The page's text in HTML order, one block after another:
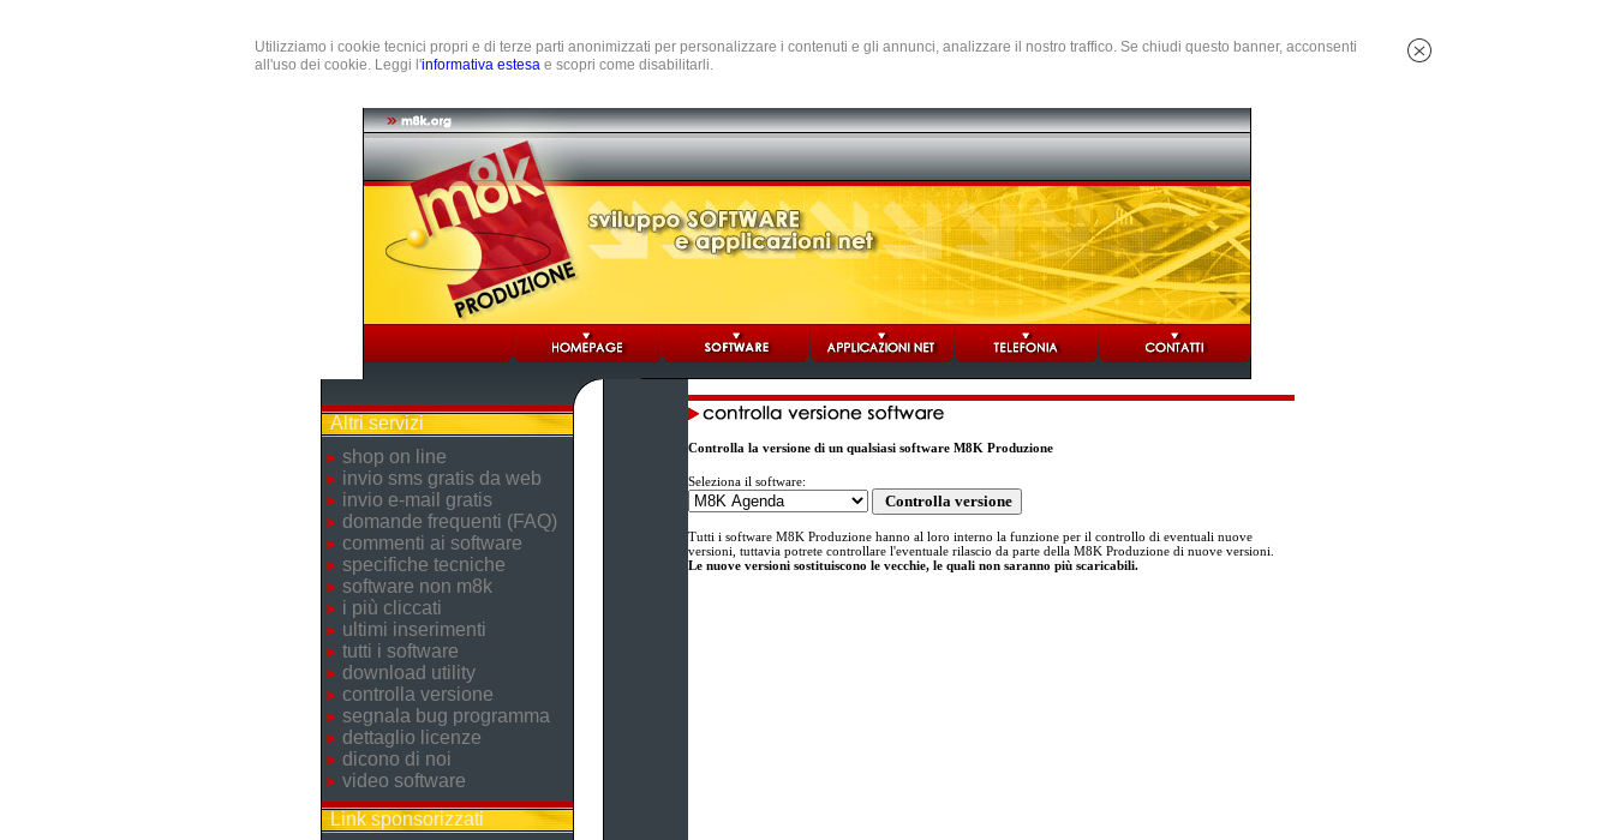
Utilizziamo i cookie tecnici propri e di terze parti anonimizzati per personalizzare i contenuti e gli annunci, analizzare il nostro traffico. Se chiudi questo banner, acconsenti
all'uso dei cookie. Leggi l'informativa estesa e scopri come disabilitarli.
Altri servizi
shop on line
invio sms gratis da web
invio e-mail gratis
domande frequenti (FAQ)
commenti ai software
specifiche tecniche
software non m8k
i più cliccati
ultimi inserimenti
tutti i software
download utility
controlla versione
segnala bug programma
dettaglio licenze
dicono di noi
video software
Link sponsorizzati
Controlla la versione di un qualsiasi software M8K Produzione
Seleziona il software:
Tutti i software M8K Produzione hanno al loro interno la funzione per il controllo di eventuali nuove
versioni, tuttavia potrete controllare l'eventuale rilascio da parte della M8K Produzione di nuove versioni.
Le nuove versioni sostituiscono le vecchie, le quali non saranno più scaricabili.